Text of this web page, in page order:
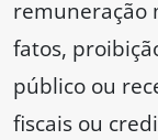
remuneração
fatos,
público ou
fiscais ou